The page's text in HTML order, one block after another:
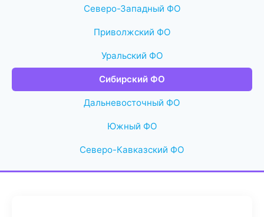
Северо-Западный ФО
Приволжский ФО
Уральский ФО
Сибирский ФО
Дальневосточный ФО
Южный ФО
Северо-Кавказский ФО